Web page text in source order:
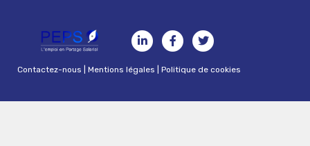
Contactez-nous |Mentions légales |Politique de cookies